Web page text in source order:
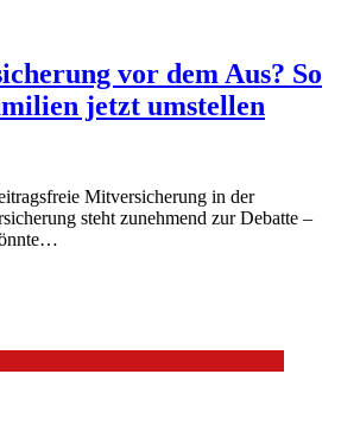
vor dem Aus? So
jetzt umstellen
Mitversicherung in der
steht zunehmend zur Debatte –